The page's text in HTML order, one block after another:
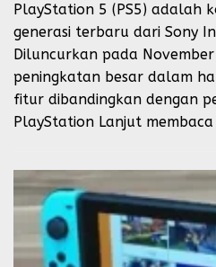
PlayStation 5 (PS5) adalah
generasi terbaru dari Sony
Diluncurkan pada
peningkatan besar dalam
fitur dibandingkan dengan
PlayStation Lanjut membaca